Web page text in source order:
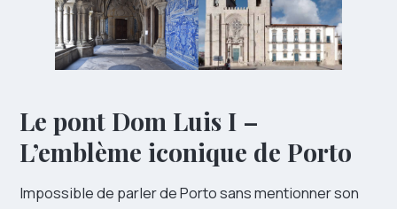
Le pont Dom Luis I –
L’emblème iconique de Porto
Impossible de parler de Porto sans mentionner son